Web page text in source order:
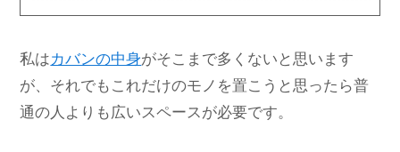
私はカバンの中身がそこまで多くないと思います
が、それでもこれだけのモノを置こうと思ったら普
通の人よりも広いスペースが必要です。